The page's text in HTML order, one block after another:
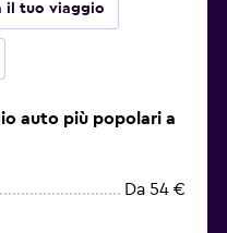
il tuo viaggio
auto più popolari a
Da 54 €